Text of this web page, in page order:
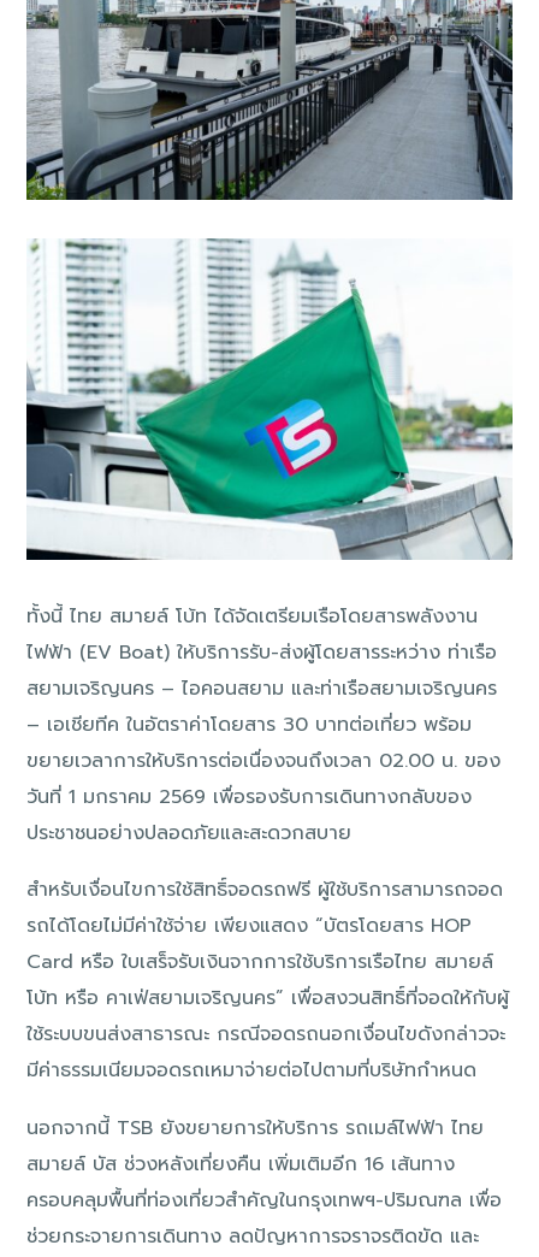
ทั้งนี้ ไทย สมายล์ โบ้ท ได้จัดเตรียมเรือโดยสารพลังงาน
ไฟฟ้า (EV Boat) ให้บริการรับ-ส่งผู้โดยสารระหว่าง ท่าเรือ
สยามเจริญนคร – ไอคอนสยาม และท่าเรือสยามเจริญนคร
– เอเชียทีค ในอัตราค่าโดยสาร 30 บาทต่อเที่ยว พร้อม
ขยายเวลาการให้บริการต่อเนื่องจนถึงเวลา 02.00 น. ของ
วันที่ 1 มกราคม 2569 เพื่อรองรับการเดินทางกลับของ
ประชาชนอย่างปลอดภัยและสะดวกสบาย
สำหรับเงื่อนไขการใช้สิทธิ์จอดรถฟรี ผู้ใช้บริการสามารถจอด
รถได้โดยไม่มีค่าใช้จ่าย เพียงแสดง “บัตรโดยสาร HOP
Card หรือ ใบเสร็จรับเงินจากการใช้บริการเรือไทย สมายล์
โบ้ท หรือ คาเฟ่สยามเจริญนคร” เพื่อสงวนสิทธิ์ที่จอดให้กับผู้
ใช้ระบบขนส่งสาธารณะ กรณีจอดรถนอกเงื่อนไขดังกล่าวจะ
มีค่าธรรมเนียมจอดรถเหมาจ่ายต่อไปตามที่บริษัทกำหนด
นอกจากนี้ TSB ยังขยายการให้บริการ รถเมล์ไฟฟ้า ไทย
สมายล์ บัส ช่วงหลังเที่ยงคืน เพิ่มเติมอีก 16 เส้นทาง
ครอบคลุมพื้นที่ท่องเที่ยวสำคัญในกรุงเทพฯ-ปริมณฑล เพื่อ
ช่วยกระจายการเดินทาง ลดปัญหาการจราจรติดขัด และ